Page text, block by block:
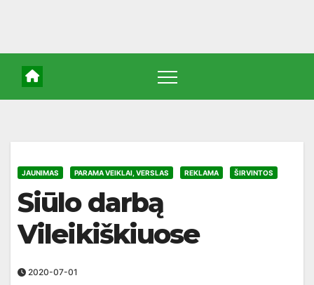
JAUNIMAS PARAMA VEIKLAI, VERSLAS REKLAMA ŠIRVINTOS
Siūlo darbą
Vileikiškiuose
2020-07-01